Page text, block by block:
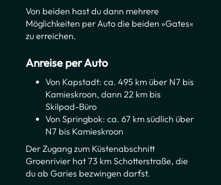
Von beiden hast du dann mehrere
Möglichkeiten per Auto die beiden »Gates«
zu erreichen.
Anreise per Auto
Von Kapstadt: ca. 495 km über N7 bis
Kamieskroon, dann 22 km bis
Skilpad-Büro
Von Springbok: ca. 67 km südlich über
N7 bis Kamieskroon
Der Zugang zum Küstenabschnitt
Groenrivier hat 73 km Schotterstraße, die
du ab Garies bezwingen darfst.